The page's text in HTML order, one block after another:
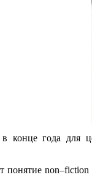
в конце года
понятие non–fiction